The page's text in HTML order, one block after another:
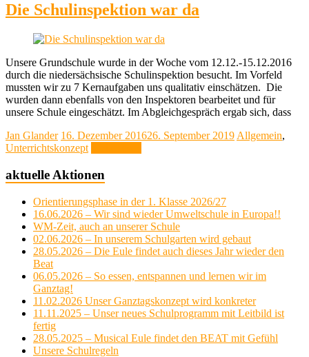
Die Schulinspektion war da
Unsere Grundschule wurde in der Woche vom 12.12.-15.12.2016
durch die niedersächsische Schulinspektion besucht. Im Vorfeld
mussten wir zu 7 Kernaufgaben uns qualitativ einschätzen. Die
wurden dann ebenfalls von den Inspektoren bearbeitet und für
unsere Schule eingeschätzt. Im Abgleichgespräch ergab sich, dass
Jan Glander 16. Dezember 201626. September 2019 Allgemein,
Unterrichtskonzept
aktuelle Aktionen
Orientierungsphase in der 1. Klasse 2026/27
16.06.2026 – Wir sind wieder Umweltschule in Europa!!
WM-Zeit, auch an unserer Schule
02.06.2026 – In unserem Schulgarten wird gebaut
28.05.2026 – Die Eule findet auch dieses Jahr wieder den
Beat
06.05.2026 – So essen, entspannen und lernen wir im
Ganztag!
11.02.2026 Unser Ganztagskonzept wird konkreter
11.11.2025 – Unser neues Schulprogramm mit Leitbild ist
fertig
28.05.2025 – Musical Eule findet den BEAT mit Gefühl
Unsere Schulregeln